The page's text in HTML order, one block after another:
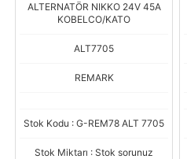
ALTERNATÖR NIKKO 24V 45A
KOBELCO/KATO
ALT7705
REMARK
Stok Kodu : G-REM78 ALT 7705
Stok Miktarı : Stok sorunuz